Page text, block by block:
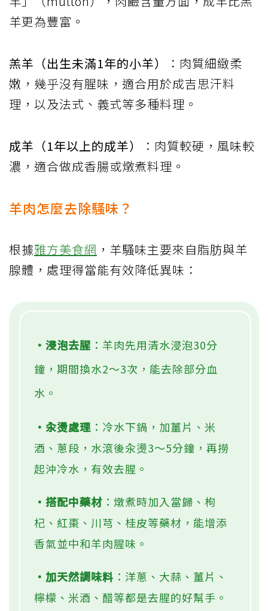
羊更為豐富。
羔羊（出生未滿1年的小羊）
：肉質細緻柔
嫩，幾乎沒有腥味，適合用於成吉思汗料
理，以及法式、義式等多種料理。
成羊（1年以上的成羊）
：肉質較硬，風味較
濃，適合做成香腸或燉煮料理。
羊肉怎麼去除騷味？
根據雅方美食網 ，羊騷味主要來自脂肪與羊
腺體，處理得當能有效降低異味：
・浸泡去腥 ：羊肉先用清水浸泡30分
鐘，期間換水2～3次，能去除部分血
水。
・汆燙處理 ：冷水下鍋，加薑片、米
酒、蔥段，水滾後汆燙3～5分鐘，再撈
起沖冷水，有效去腥。
・搭配中藥材 ：燉煮時加入當歸、枸
杞、紅棗、川芎、桂皮等藥材，能增添
香氣並中和羊肉腥味。
・加天然調味料 ：洋蔥、大蒜、薑片、
檸檬、米酒、醋等都是去腥的好幫手。